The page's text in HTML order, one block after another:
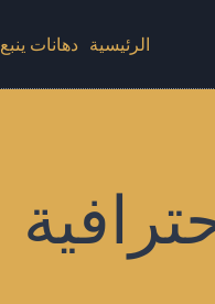
الرئيسية دهانات ينبع